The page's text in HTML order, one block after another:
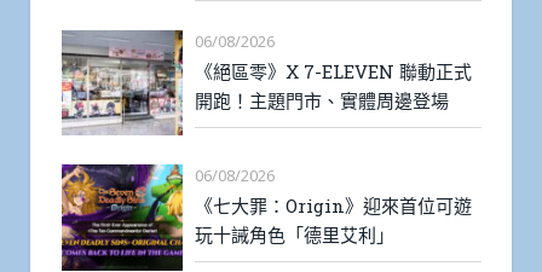
06/08/2026
《絕區零》X 7-ELEVEN 聯動正式
開跑！主題門市、實體周邊登場
06/08/2026
《七大罪：Origin》迎來首位可遊
玩十誡角色「德里艾利」